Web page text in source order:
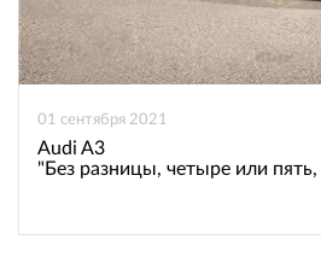
01 сентября 2021
Audi A3
"Без разницы, четыре или пять,